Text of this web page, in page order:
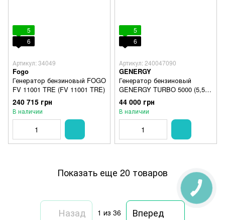
5
6
Артикул: 34049
Fogo
Генератор бензиновый FOGO
FV 11001 TRE (FV 11001 TRE)
240 715 грн
В наличии
5
6
Артикул: 240047090
GENERGY
Генератор бензиновый
GENERGY TURBO 5000 (5,5
кВт)
44 000 грн
В наличии
Показать еще 20 товаров
Назад 1 из 36 Вперед